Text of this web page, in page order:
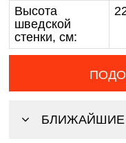
Высота
шведской
стенки, см:
БЛИЖАЙШИЕ